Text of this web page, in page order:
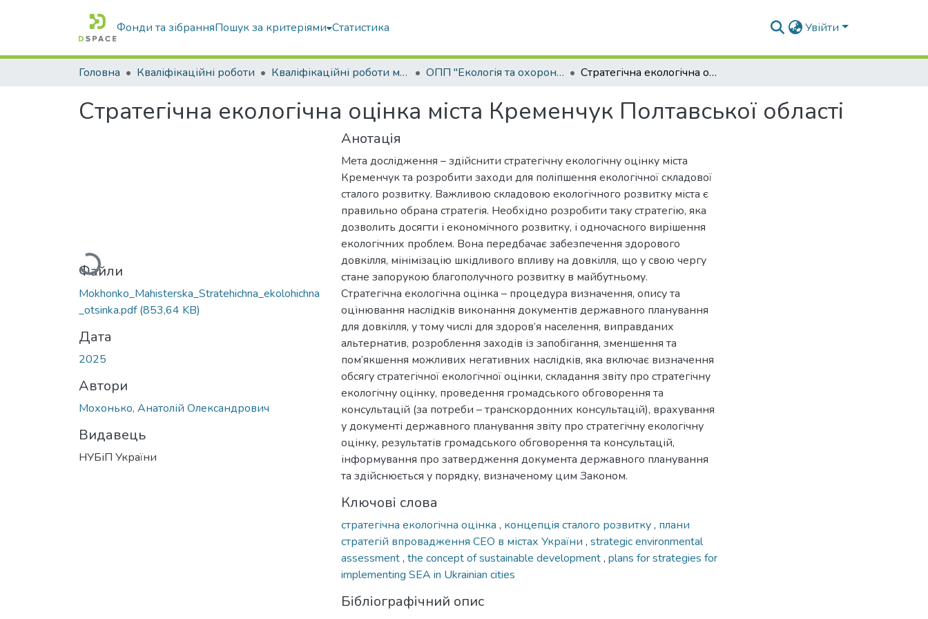
Фонди та зібранняПошук за критеріями Статистика Увійти
Головна Кваліфікаційні роботи Кваліфікаційні роботи магістрів ОПП "Екологія та охорона навколишнього середовища" Стратегічна екологічна оцінка міста Кременчук Полтавської області
Стратегічна екологічна оцінка міста Кременчук Полтавської області
Вантажиться...
Файли
Mokhonko_Mahisterska_Stratehichna_ekolohichna
_otsinka.pdf(853,64 KB)
Дата
2025
Автори
Мохонько, Анатолій Олександрович
Видавець
НУБіП України
Анотація
Мета дослідження – здійснити стратегічну екологічну оцінку міста
Кременчук та розробити заходи для поліпшення екологічної складової
сталого розвитку. Важливою складовою екологічного розвитку міста є
правильно обрана стратегія. Необхідно розробити таку стратегію, яка
дозволить досягти і економічного розвитку, і одночасного вирішення
екологічних проблем. Вона передбачає забезпечення здорового
довкілля, мінімізацію шкідливого впливу на довкілля, що у свою чергу
стане запорукою благополучного розвитку в майбутньому.
Стратегічна екологічна оцінка – процедура визначення, опису та
оцінювання наслідків виконання документів державного планування
для довкілля, у тому числі для здоров’я населення, виправданих
альтернатив, розроблення заходів із запобігання, зменшення та
пом’якшення можливих негативних наслідків, яка включає визначення
обсягу стратегічної екологічної оцінки, складання звіту про стратегічну
екологічну оцінку, проведення громадського обговорення та
консультацій (за потреби – транскордонних консультацій), врахування
у документі державного планування звіту про стратегічну екологічну
оцінку, результатів громадського обговорення та консультацій,
інформування про затвердження документа державного планування
та здійснюється у порядку, визначеному цим Законом.
Ключові слова
стратегічна екологічна оцінка , концепція сталого розвитку, плани
стратегій впровадження СЕО в містах України , strategic environmental
assessment, the concept of sustainable development, plans for strategies for
implementing SEA in Ukrainian cities
Бібліографічний опис